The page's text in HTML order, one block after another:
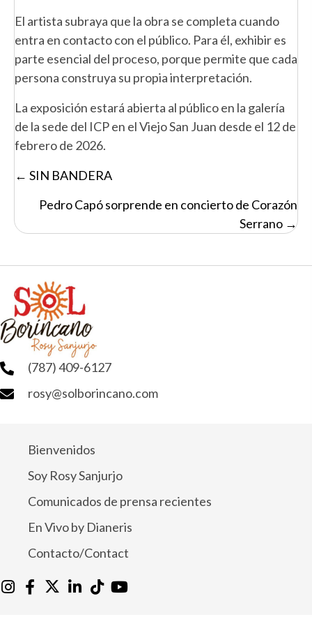
El artista subraya que la obra se completa cuando
entra en contacto con el público. Para él, exhibir es
parte esencial del proceso, porque permite que cada
persona construya su propia interpretación.
La exposición estará abierta al público en la galería
de la sede del ICP en el Viejo San Juan desde el 12 de
febrero de 2026.
Posts
navigation
← SIN BANDERA
Pedro Capó sorprende en concierto de Corazón
Serrano →
(787) 409-6127
rosy@solborincano.com
Bienvenidos
Soy Rosy Sanjurjo
Comunicados de prensa recientes
En Vivo by Dianeris
Contacto/Contact